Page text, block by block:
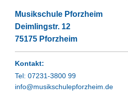
Musikschule Pforzheim
Deimlingstr. 12
75175 Pforzheim
Kontakt:
Tel: 07231-3800 99
info@musikschulepforzheim.de